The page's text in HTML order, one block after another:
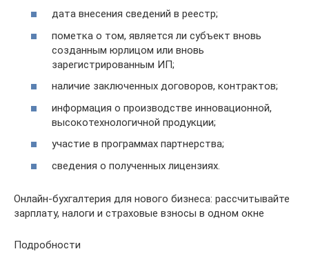
дата внесения сведений в реестр;
пометка о том, является ли субъект вновь
созданным юрлицом или вновь
зарегистрированным ИП;
наличие заключенных договоров, контрактов;
информация о производстве инновационной,
высокотехнологичной продукции;
участие в программах партнерства;
сведения о полученных лицензиях.
Онлайн-бухгалтерия для нового бизнеса: рассчитывайте
зарплату, налоги и страховые взносы в одном окне
Подробности